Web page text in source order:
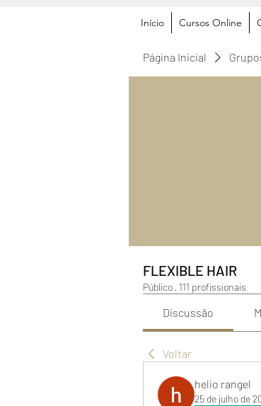
Início Cursos Online
Página Inicial
FLEXIBLE HAIR
Público · 111 profissionais
Discussão
Voltar
helio rangel
25 de julho de